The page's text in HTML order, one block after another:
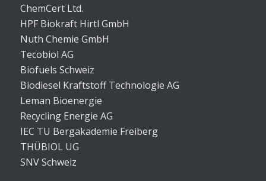
ChemCert Ltd.
HPF Biokraft Hirtl GmbH
Nuth Chemie GmbH
Tecobiol AG
Biofuels Schweiz
Biodiesel Kraftstoff Technologie AG
Leman Bioenergie
Recycling Energie AG
IEC TU Bergakademie Freiberg
THÜBIOL UG
SNV Schweiz